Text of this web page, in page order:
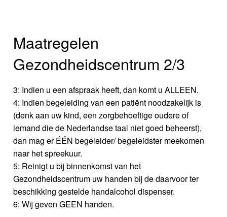
Maatregelen
Gezondheidscentrum 2/3
3: Indien u een afspraak heeft, dan komt u ALLEEN.
4: Indien begeleiding van een patiënt noodzakelijk is
(denk aan uw kind, een zorgbehoeftige oudere of
iemand die de Nederlandse taal niet goed beheerst),
dan mag er ÉÉN begeleider/ begeleidster meekomen
naar het spreekuur.
5: Reinigt u bij binnenkomst van het
Gezondheidscentrum uw handen bij de daarvoor ter
beschikking gestelde handalcohol dispenser.
6: Wij geven GEEN handen.